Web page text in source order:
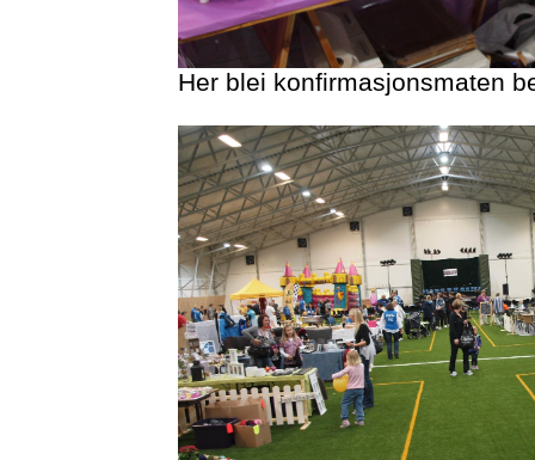
Her blei konfirmasjonsmaten